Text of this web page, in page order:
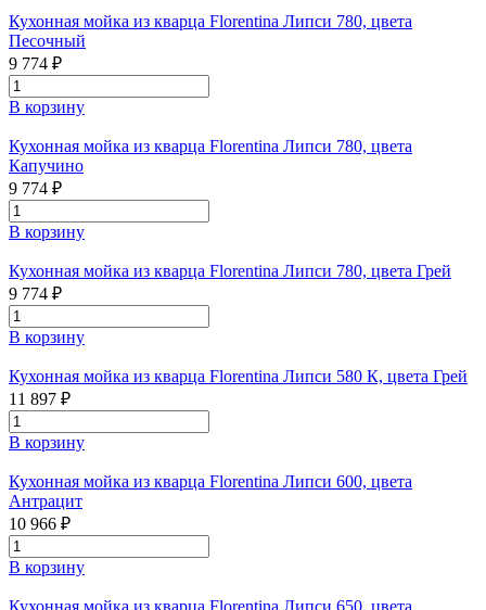
Кухонная мойка из кварца Florentina Липси 780, цвета
Песочный
9 774 ₽
В корзину
Кухонная мойка из кварца Florentina Липси 780, цвета
Капучино
9 774 ₽
В корзину
Кухонная мойка из кварца Florentina Липси 780, цвета Грей
9 774 ₽
В корзину
Кухонная мойка из кварца Florentina Липси 580 К, цвета Грей
11 897 ₽
В корзину
Кухонная мойка из кварца Florentina Липси 600, цвета
Антрацит
10 966 ₽
В корзину
Кухонная мойка из кварца Florentina Липси 650, цвета